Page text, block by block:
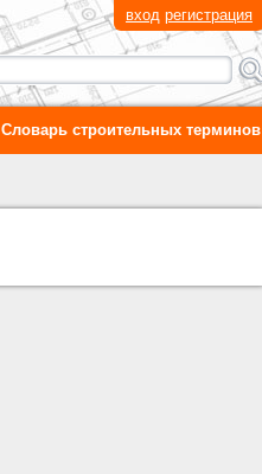
вход регистрация
Словарь строительных терминов